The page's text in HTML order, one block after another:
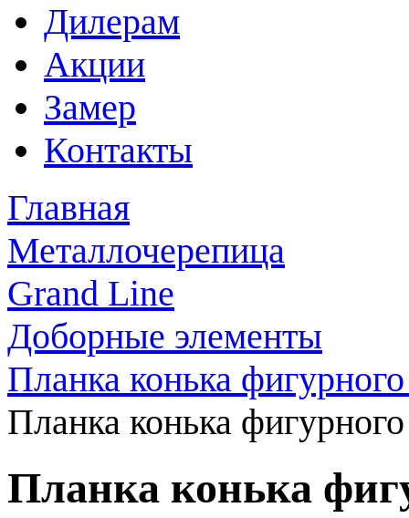
Дилерам
Акции
Замер
Контакты
Главная
Металлочерепица
Grand Line
Доборные элементы
Планка конька
Планка конька
Планка конька